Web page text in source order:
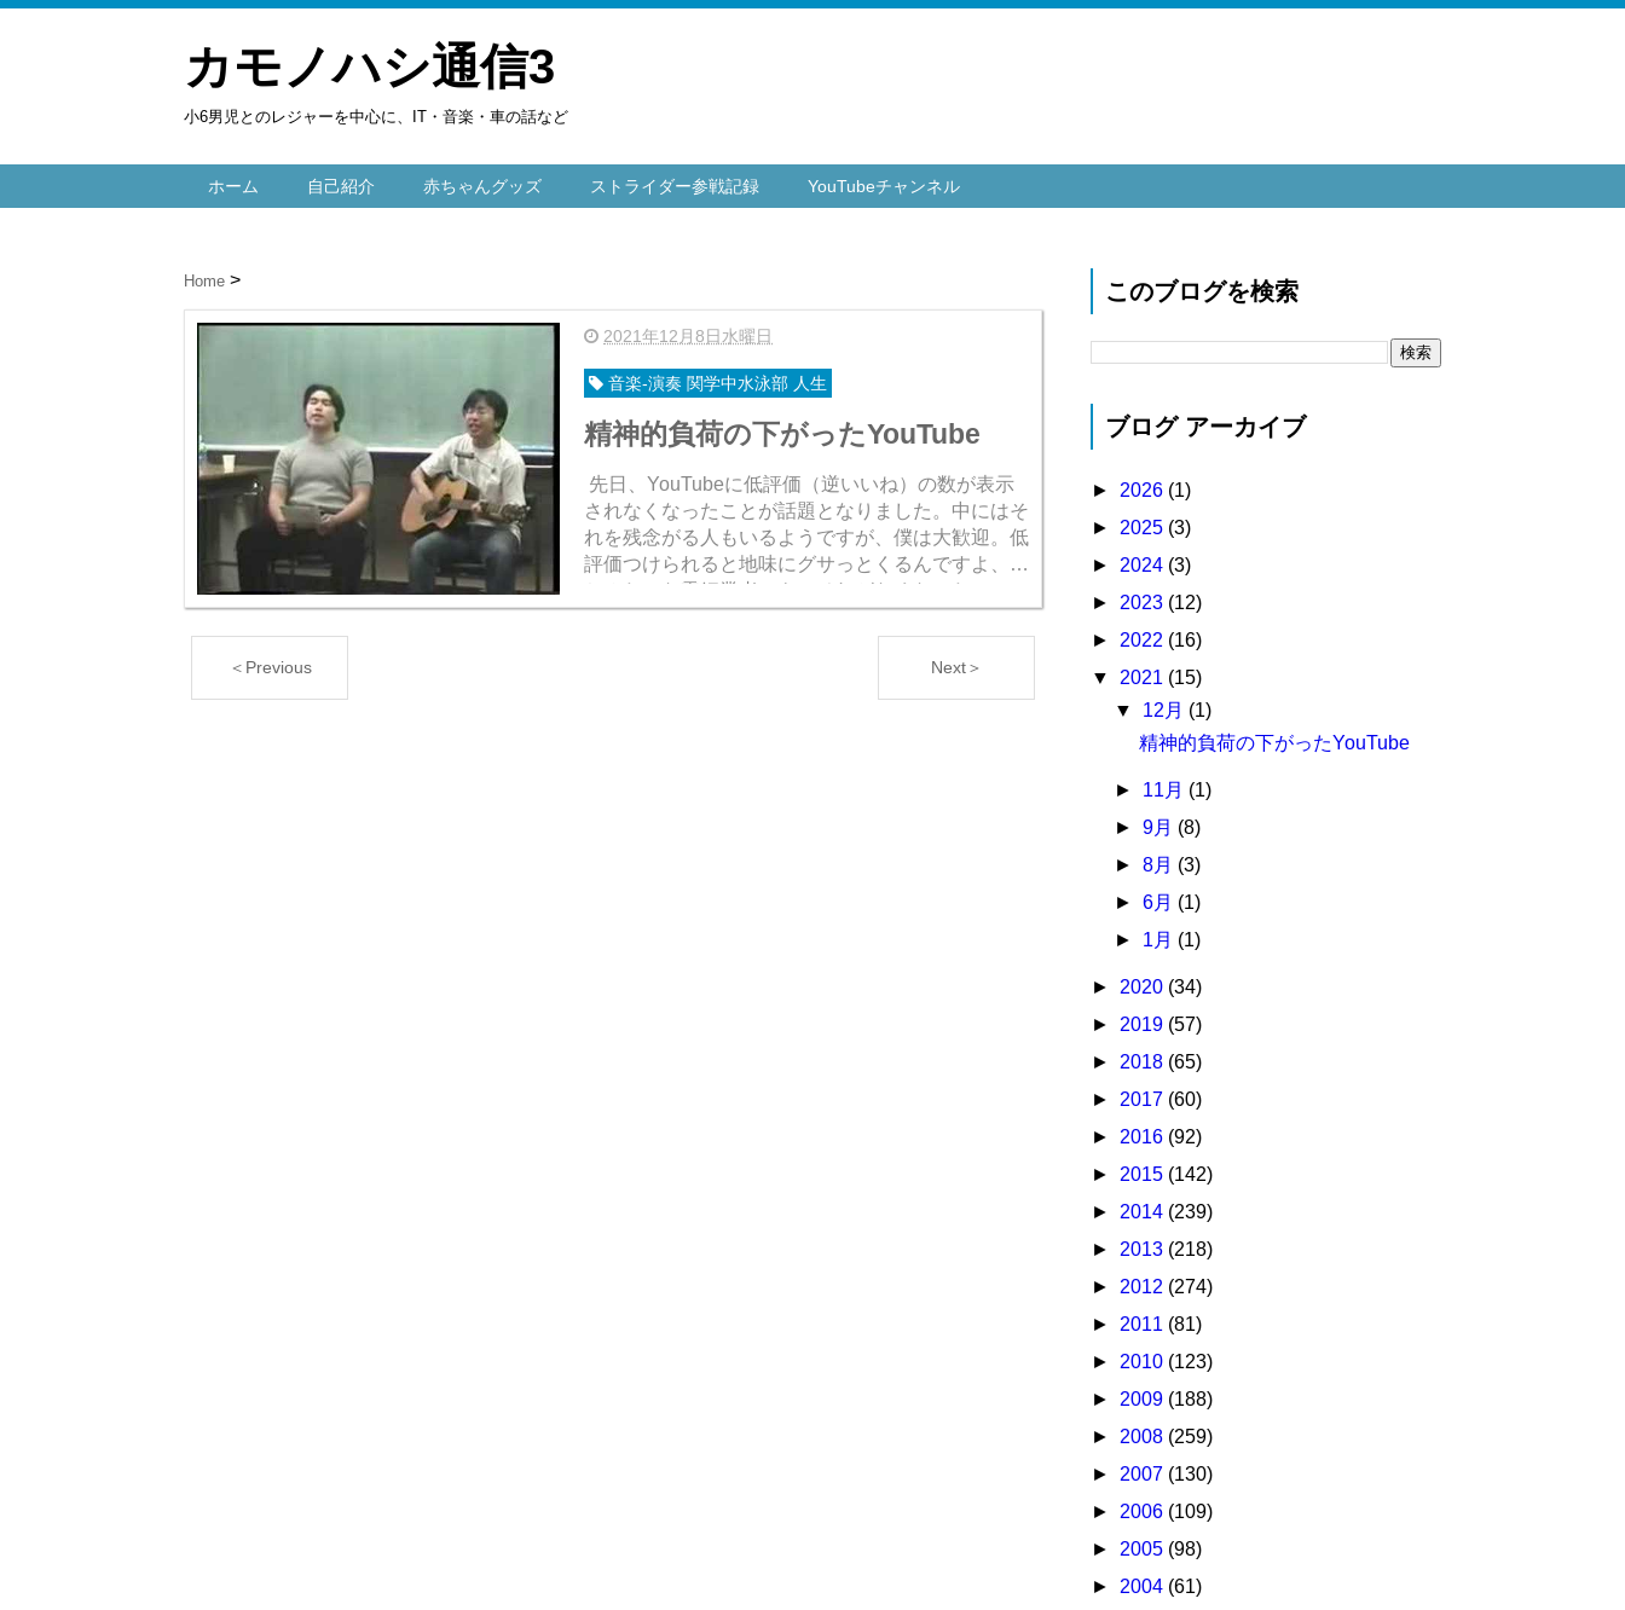
カモノハシ通信3
小6男児とのレジャーを中心に、IT・音楽・車の話など
ホーム 自己紹介 赤ちゃんグッズ ストライダー参戦記録 YouTubeチャンネル
Home
2021年12月8日水曜日
音楽-演奏 関学中水泳部 人生
精神的負荷の下がったYouTube
先日、YouTubeに低評価（逆いいね）の数が表示
されなくなったことが話題となりました。中にはそ
れを残念がる人もいるようですが、僕は大歓迎。低
評価つけられると地味にグサっとくるんですよ、う
ちみたいな零細業者でも。それがなくなったので、
自分の動画一覧ページを平和な気持ちで見られる...
＜Previous Next＞
このブログを検索
ブログ アーカイブ
► 2026 (1)
► 2025 (3)
► 2024 (3)
► 2023 (12)
► 2022 (16)
▼ 2021 (15)
▼ 12月 (1)
精神的負荷の下がったYouTube
► 11月 (1)
►9月 (8)
►8月 (3)
►6月 (1)
► 1月 (1)
► 2020 (34)
► 2019 (57)
► 2018 (65)
► 2017 (60)
► 2016 (92)
► 2015 (142)
► 2014 (239)
► 2013 (218)
► 2012 (274)
► 2011 (81)
► 2010 (123)
► 2009 (188)
► 2008 (259)
► 2007 (130)
► 2006 (109)
► 2005 (98)
► 2004 (61)